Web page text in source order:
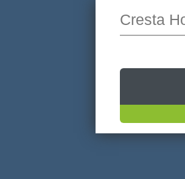
Cresta